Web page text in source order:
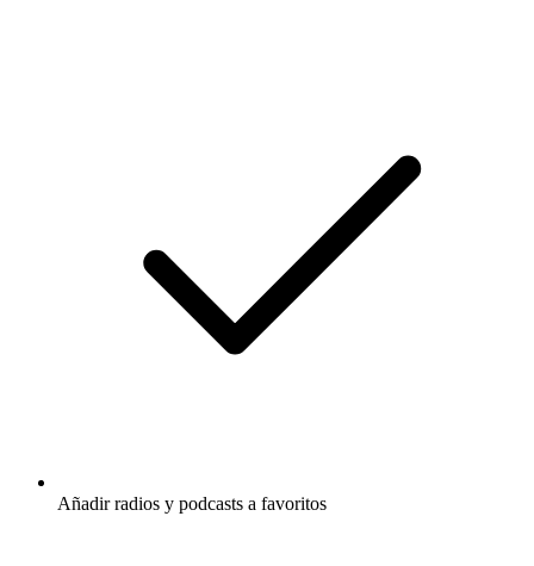
Añadir radios y podcasts a favoritos